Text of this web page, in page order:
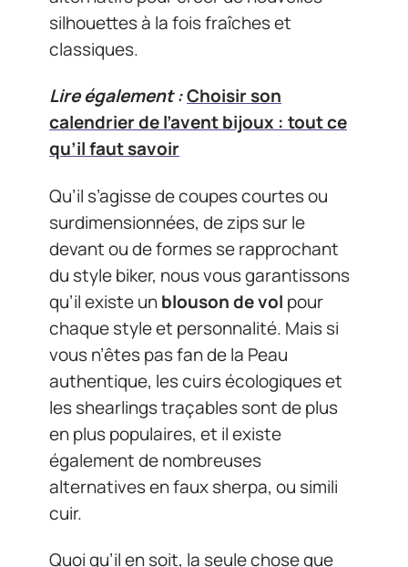
silhouettes à la fois fraîches et
classiques.
Lire également :Choisir son
calendrier de l’avent bijoux : tout ce
qu’il faut savoir
Qu’il s’agisse de coupes courtes ou
surdimensionnées, de zips sur le
devant ou de formes se rapprochant
du style biker, nous vous garantissons
qu’il existe unblouson de vol pour
chaque style et personnalité. Mais si
vous n’êtes pas fan de la Peau
authentique, les cuirs écologiques et
les shearlings traçables sont de plus
en plus populaires, et il existe
également de nombreuses
alternatives en faux sherpa, ou simili
cuir.
Quoi qu’il en soit, la seule chose que